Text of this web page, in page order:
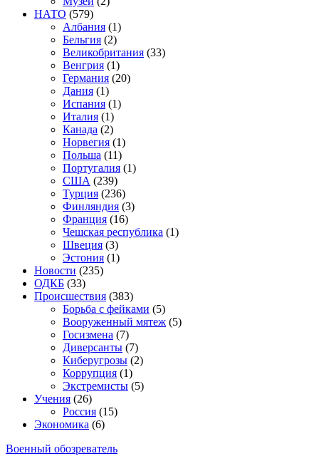
НАТО (579)
Албания (1)
Бельгия (2)
Великобритания (33)
Венгрия (1)
Германия (20)
Дания (1)
Испания (1)
Италия (1)
Канада (2)
Норвегия (1)
Польша (11)
Португалия (1)
США (239)
Турция (236)
Финляндия (3)
Франция (16)
Чешская республика (1)
Швеция (3)
Эстония (1)
Новости (235)
ОДКБ (33)
Происшествия (383)
Борьба с фейками (5)
Вооруженный мятеж (5)
Госизмена (7)
Диверсанты (7)
Киберугрозы (2)
Коррупция (1)
Экстремисты (5)
Учения (26)
Россия (15)
Экономика (6)
Военный обозреватель